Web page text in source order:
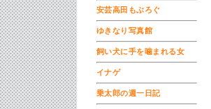
安芸高田もぶろぐ
ゆきなり写真館
飼い犬に手を噛まれる女
イナゲ
乗太郎の週一日記